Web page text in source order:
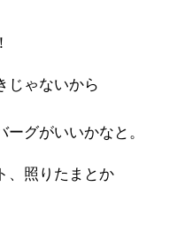
じゃないから
グがいいかなと。
、照りたまとか